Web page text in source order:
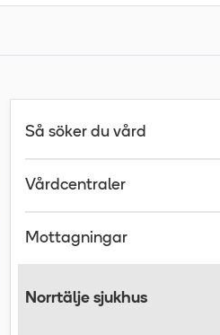
Så söker du vård
Vårdcentraler
Mottagningar
Norrtälje sjukhus